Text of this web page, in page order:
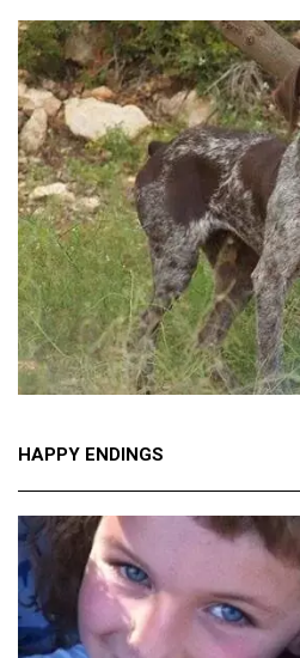
HAPPY ENDINGS